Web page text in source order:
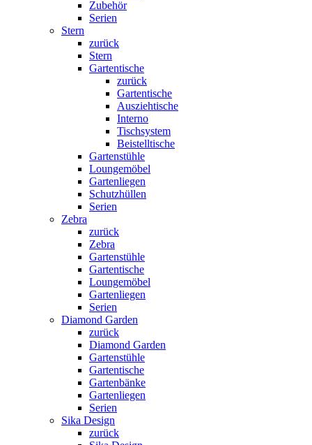
Zubehör
Serien
Stern
zurück
Stern
Gartentische
zurück
Gartentische
Ausziehtische
Interno
Tischsystem
Beistelltische
Gartenstühle
Loungemöbel
Gartenliegen
Schutzhüllen
Serien
Zebra
zurück
Zebra
Gartenstühle
Gartentische
Loungemöbel
Gartenliegen
Serien
Diamond Garden
zurück
Diamond Garden
Gartenstühle
Gartentische
Gartenbänke
Gartenliegen
Serien
Sika Design
zurück